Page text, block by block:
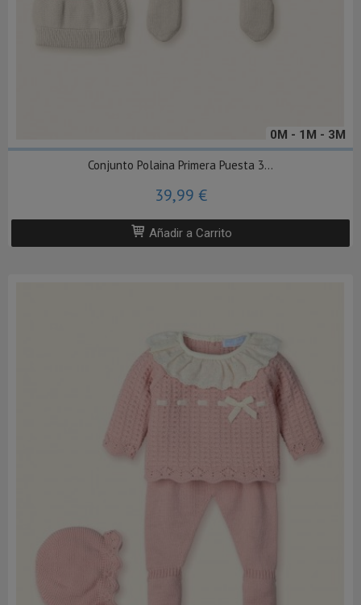
0M - 1M - 3M
Conjunto Polaina Primera Puesta 3...
39,99 €
Añadir a Carrito